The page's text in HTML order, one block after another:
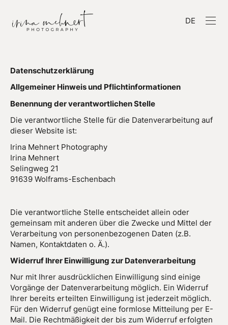
DE
Datenschutzerklärung
Allgemeiner Hinweis und Pflichtinformationen
Benennung der verantwortlichen Stelle
Die verantwortliche Stelle für die Datenverarbeitung auf
dieser Website ist:
Irina Mehnert Photography
Irina Mehnert
Selingweg 21
91639 Wolframs-Eschenbach
Die verantwortliche Stelle entscheidet allein oder
gemeinsam mit anderen über die Zwecke und Mittel der
Verarbeitung von personenbezogenen Daten (z.B.
Namen, Kontaktdaten o. Ä.).
Widerruf Ihrer Einwilligung zur Datenverarbeitung
Nur mit Ihrer ausdrücklichen Einwilligung sind einige
Vorgänge der Datenverarbeitung möglich. Ein Widerruf
Ihrer bereits erteilten Einwilligung ist jederzeit möglich.
Für den Widerruf genügt eine formlose Mitteilung per E-
Mail. Die Rechtmäßigkeit der bis zum Widerruf erfolgten